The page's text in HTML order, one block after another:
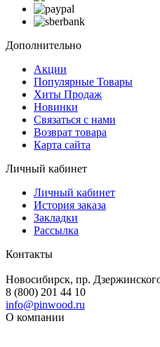
Дополнительно
Акции
Популярные Товары
Хиты Продаж
Новинки
Связаться с нами
Возврат товара
Карта сайта
Личный кабинет
Личный кабинет
История заказа
Закладки
Рассылка
Контакты
Новосибирск, пр.
8 (800) 201 44 10
info@pinwood.ru
О компании